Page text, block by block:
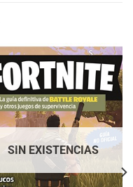
SIN EXISTENCIAS